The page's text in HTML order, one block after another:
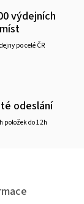
výdejních
míst
po celé ČR
odeslání
položek do 12h